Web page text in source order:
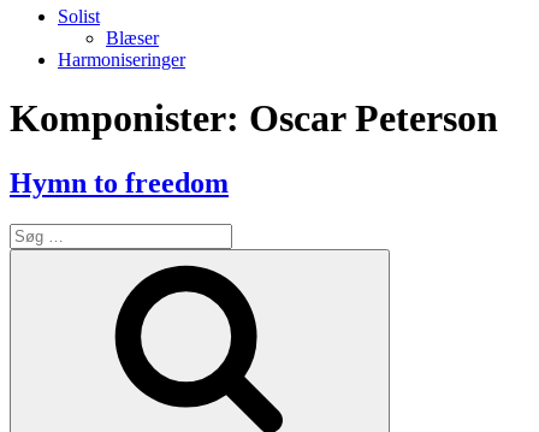
Solist
Blæser
Harmoniseringer
Komponister: Oscar Peterson
Hymn to freedom
Søg
efter: